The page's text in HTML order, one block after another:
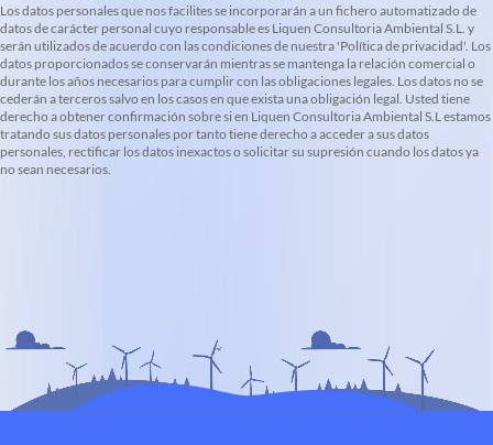
Los datos personales que nos facilites se incorporarán a un fichero automatizado de
datos de carácter personal cuyo responsable es Liquen Consultoria Ambiental S.L. y
serán utilizados de acuerdo con las condiciones de nuestra 'Política de privacidad'. Los
datos proporcionados se conservarán mientras se mantenga la relación comercial o
durante los años necesarios para cumplir con las obligaciones legales. Los datos no se
cederán a terceros salvo en los casos en que exista una obligación legal. Usted tiene
derecho a obtener confirmación sobre si en Liquen Consultoria Ambiental S.L estamos
tratando sus datos personales por tanto tiene derecho a acceder a sus datos
personales, rectificar los datos inexactos o solicitar su supresión cuando los datos ya
no sean necesarios.